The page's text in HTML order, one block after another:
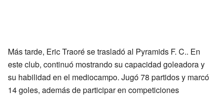
Más tarde, Eric Traoré se trasladó al Pyramids F. C.. En
este club, continuó mostrando su capacidad goleadora y
su habilidad en el mediocampo. Jugó 78 partidos y marcó
14 goles, además de participar en competiciones